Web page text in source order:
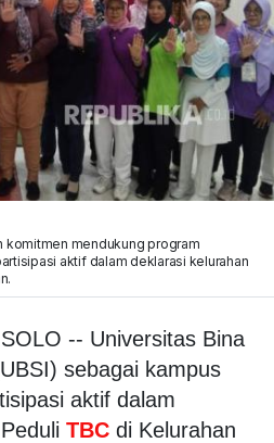
komitmen mendukung program
aktif dalam deklarasi kelurahan
-- Universitas Bina
sebagai kampus
aktif dalam
TBC di Kelurahan